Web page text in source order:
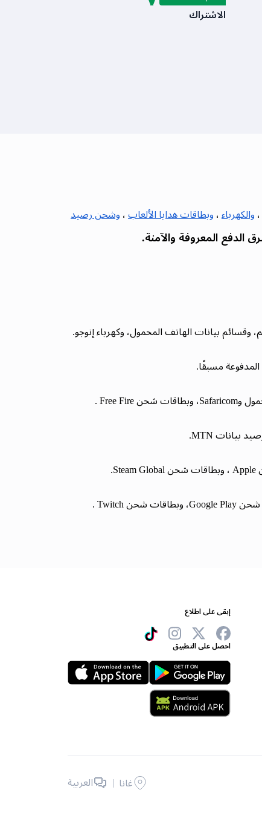
الاشتراك
، والكهرباء ، وبطاقات هدايا الألعاب ، وشحن رصيد
المعروفة والآمنة.
بيانات الهاتف المحمول، وكهرباء إنوجو.
إبقى على اطلاع
احصل على التطبيق
غانا | العربية